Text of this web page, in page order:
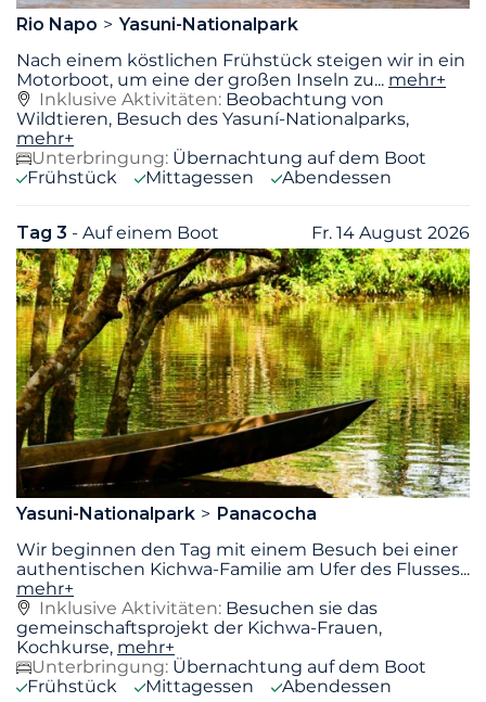
Rio Napo
Yasuni-Nationalpark
Nach einem köstlichen Frühstück steigen wir in ein
Motorboot, um eine der großen Inseln zu... mehr+
Inklusive Aktivitäten: Beobachtung von
Wildtieren, Besuch des Yasuní-Nationalparks,
mehr+
Unterbringung: Übernachtung auf dem Boot
Frühstück
Mittagessen Abendessen
Tag 3 - Auf einem Boot Fr. 14 August 2026
Yasuni-Nationalpark
Panacocha
Wir beginnen den Tag mit einem Besuch bei einer
authentischen Kichwa-Familie am Ufer des Flusses...
mehr+
Inklusive Aktivitäten: Besuchen sie das
gemeinschaftsprojekt der Kichwa-Frauen,
Kochkurse, mehr+
Unterbringung: Übernachtung auf dem Boot
Frühstück
Mittagessen Abendessen